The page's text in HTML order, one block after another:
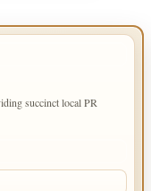
succinct local PR